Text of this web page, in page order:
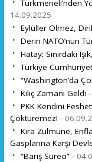
Türkmeneli’nden
14.09.2025
Eylüller Ölmez,
Derin NATO’nun
Hatay: Sınırdaki
Türkiye
“Washington’da
Kılıç Zamanı Geldi -
PKK Kendini
Çöktüremez! -
Kira Zulmüne,
Gasplarına Karşı
“Barış Süreci” -